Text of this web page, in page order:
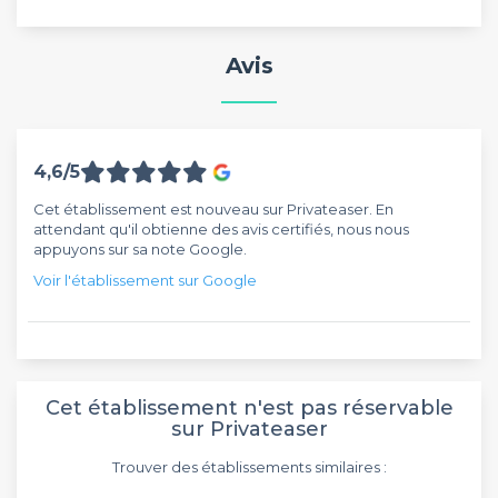
Avis
4,6/5
Cet établissement est nouveau sur Privateaser. En
attendant qu'il obtienne des avis certifiés, nous nous
appuyons sur sa note Google.
Voir l'établissement sur Google
Cet établissement n'est pas réservable
sur Privateaser
Trouver des établissements similaires :